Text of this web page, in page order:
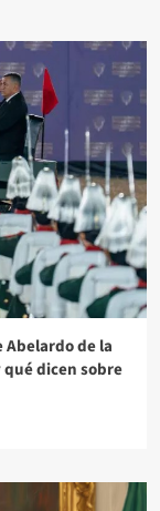
de la
dicen sobre